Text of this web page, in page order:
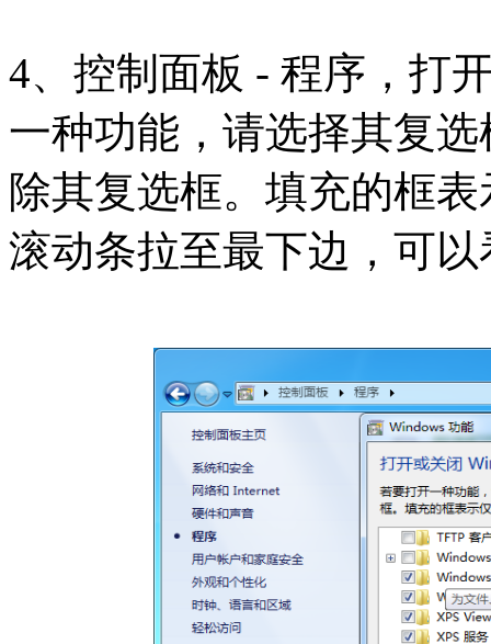
4、控制面板 - 程序，打
一种功能，请选择其复
除其复选框。填充的框
滚动条拉至最下边，可以